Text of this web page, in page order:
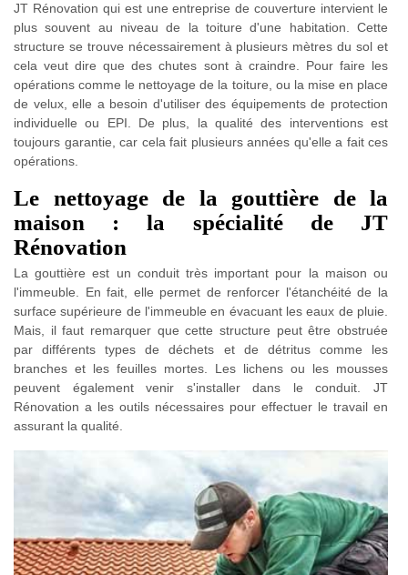
JT Rénovation qui est une entreprise de couverture intervient le
plus souvent au niveau de la toiture d'une habitation. Cette
structure se trouve nécessairement à plusieurs mètres du sol et
cela veut dire que des chutes sont à craindre. Pour faire les
opérations comme le nettoyage de la toiture, ou la mise en place
de velux, elle a besoin d'utiliser des équipements de protection
individuelle ou EPI. De plus, la qualité des interventions est
toujours garantie, car cela fait plusieurs années qu'elle a fait ces
opérations.
Le nettoyage de la gouttière de la
maison : la spécialité de JT
Rénovation
La gouttière est un conduit très important pour la maison ou
l'immeuble. En fait, elle permet de renforcer l'étanchéité de la
surface supérieure de l'immeuble en évacuant les eaux de pluie.
Mais, il faut remarquer que cette structure peut être obstruée
par différents types de déchets et de détritus comme les
branches et les feuilles mortes. Les lichens ou les mousses
peuvent également venir s'installer dans le conduit. JT
Rénovation a les outils nécessaires pour effectuer le travail en
assurant la qualité.